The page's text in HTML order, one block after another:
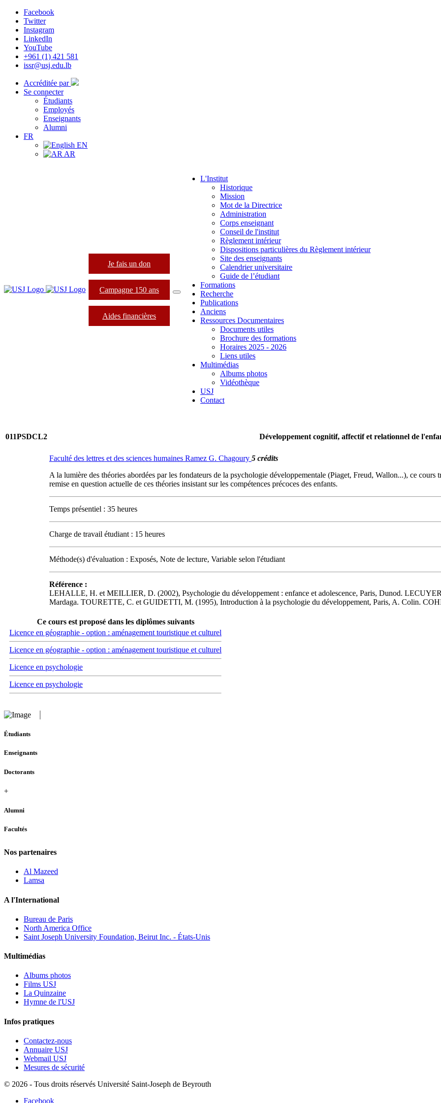
Facebook
Twitter
Instagram
LinkedIn
YouTube
+961 (1) 421 581
issr@usj.edu.lb
Accréditée par
Se connecter
Étudiants
Employés
Enseignants
Alumni
FR
EN
AR
Je fais un don
Campagne 150 ans
Aides financières
L'Institut
Historique
Mission
Mot de la Directrice
Administration
Corps enseignant
Conseil de l'institut
Règlement intérieur
Dispositions particulières du Règlement intérieur
Site des enseignants
Calendrier universitaire
Guide de l’étudiant
Formations
Recherche
Publications
Anciens
Ressources Documentaires
Documents utiles
Brochure des formations
Horaires 2025 - 2026
Liens utiles
Multimédias
Albums photos
Vidéothèque
USJ
Contact
011PSDCL2 Développement cognitif, affectif et relationnel de
Faculté des lettres et des sciences humaines Ramez G. Chagoury 5 crédits
A la lumière des théories abordées par les fondateurs de la psychologie développementale (Piaget, Freud, Wallon...), ce
remise en question actuelle de ces théories insistant sur les compétences précoces des enfants.
Temps présentiel : 35 heures
Charge de travail étudiant : 15 heures
Méthode(s) d'évaluation : Exposés, Note de lecture, Variable selon l'étudiant
Référence :
LEHALLE, H. et MEILLIER, D. (2002), Psychologie du développement : enfance et adolescence, Paris, Dunod.
Mardaga. TOURETTE, C. et GUIDETTI, M. (1995), Introduction à la psychologie du développement, Paris, A. Colin.
Ce cours est proposé dans les diplômes suivants
Licence en géographie - option : aménagement touristique et culturel
Licence en géographie - option : aménagement touristique et culturel
Licence en psychologie
Licence en psychologie
Étudiants
Enseignants
Doctorants
+
Alumni
Facultés
Nos partenaires
Al Mazeed
Lamsa
A l'International
Bureau de Paris
North America Office
Saint Joseph University Foundation, Beirut Inc. - États-Unis
Multimédias
Albums photos
Films USJ
La Quinzaine
Hymne de l'USJ
Infos pratiques
Contactez-nous
Annuaire USJ
Webmail USJ
Mesures de sécurité
© 2026 - Tous droits réservés Université Saint-Joseph de Beyrouth
Facebook